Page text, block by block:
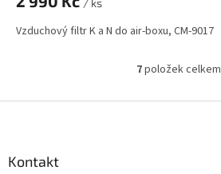
/ ks
Vzduchový filtr K a N do air-boxu, CM-9017
O
l
7položek celkem
Kontakt